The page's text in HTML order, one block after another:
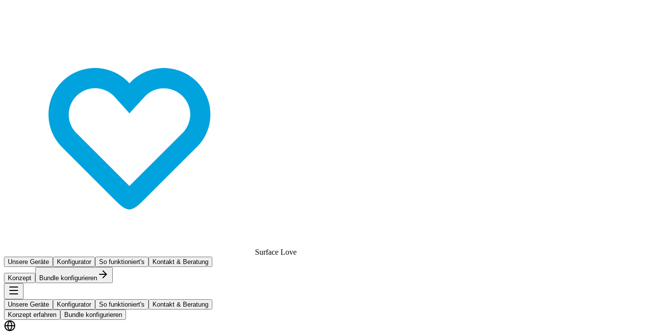
Surface Love
Unsere Geräte Konfigurator So funktioniert's Kontakt & Beratung
Konzept Bundle konfigurieren
Unsere Geräte Konfigurator So funktioniert's
Kontakt & Beratung
Konzept erfahren
Bundle konfigurieren